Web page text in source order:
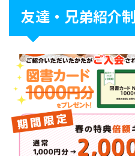
友達・兄弟紹介